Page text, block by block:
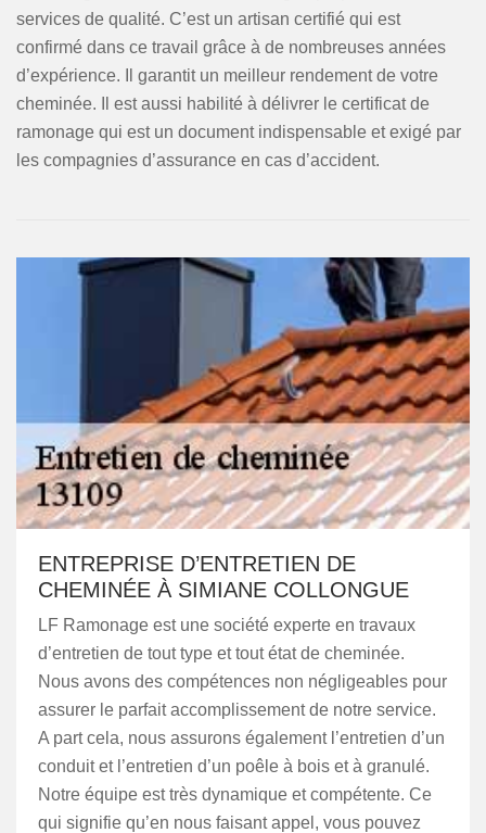
services de qualité. C’est un artisan certifié qui est
confirmé dans ce travail grâce à de nombreuses années
d’expérience. Il garantit un meilleur rendement de votre
cheminée. Il est aussi habilité à délivrer le certificat de
ramonage qui est un document indispensable et exigé par
les compagnies d’assurance en cas d’accident.
ENTREPRISE D’ENTRETIEN DE
CHEMINÉE À SIMIANE COLLONGUE
LF Ramonage est une société experte en travaux
d’entretien de tout type et tout état de cheminée.
Nous avons des compétences non négligeables pour
assurer le parfait accomplissement de notre service.
A part cela, nous assurons également l’entretien d’un
conduit et l’entretien d’un poêle à bois et à granulé.
Notre équipe est très dynamique et compétente. Ce
qui signifie qu’en nous faisant appel, vous pouvez